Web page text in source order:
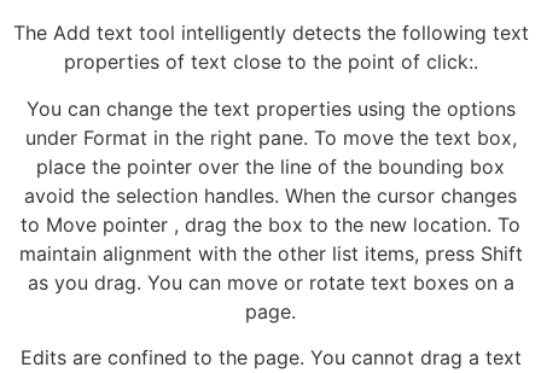
The Add text tool intelligently detects the following text
properties of text close to the point of click:.
You can change the text properties using the options
under Format in the right pane. To move the text box,
place the pointer over the line of the bounding box
avoid the selection handles. When the cursor changes
to Move pointer , drag the box to the new location. To
maintain alignment with the other list items, press Shift
as you drag. You can move or rotate text boxes on a
page.
Edits are confined to the page. You cannot drag a text